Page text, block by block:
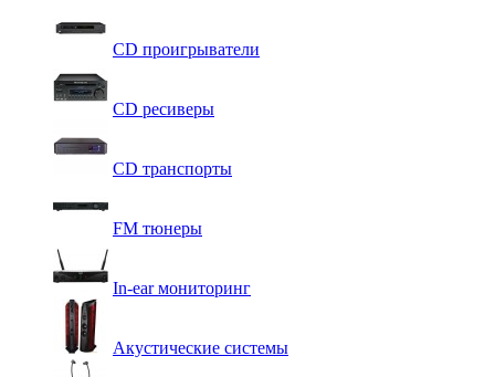
CD проигрыватели
CD ресиверы
CD транспорты
FM тюнеры
In-ear мониторинг
Акустические системы